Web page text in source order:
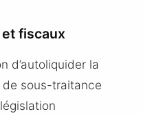
fiscaux
d’autoliquider la
sous-traitance